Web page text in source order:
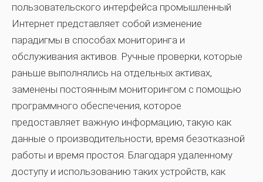
пользовательского интерфейса промышленный
Интернет представляет собой изменение
парадигмы в способах мониторинга и
обслуживания активов. Ручные проверки, которые
раньше выполнялись на отдельных активах,
заменены постоянным мониторингом с помощью
программного обеспечения, которое
предоставляет важную информацию, такую ​​как
данные о производительности, время безотказной
работы и время простоя. Благодаря удаленному
доступу и использованию таких устройств, как